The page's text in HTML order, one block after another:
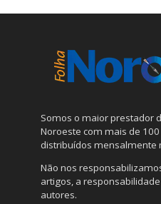
Somos o maior prestador
Noroeste com mais de
distribuídos mensalmente
Não nos
artigos, a
autores.